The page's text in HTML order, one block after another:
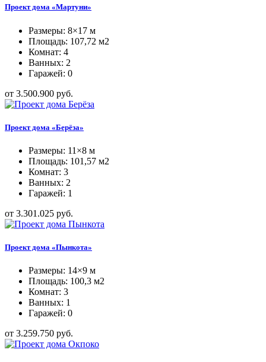
Проект дома «Мартуни»
Размеры: 8×17 м
Площадь: 107,72 м2
Комнат: 4
Ванных: 2
Гаражей: 0
от 3.500.900 руб.
Проект дома «Берёза»
Размеры: 11×8 м
Площадь: 101,57 м2
Комнат: 3
Ванных: 2
Гаражей: 1
от 3.301.025 руб.
Проект дома «Пынкота»
Размеры: 14×9 м
Площадь: 100,3 м2
Комнат: 3
Ванных: 1
Гаражей: 0
от 3.259.750 руб.